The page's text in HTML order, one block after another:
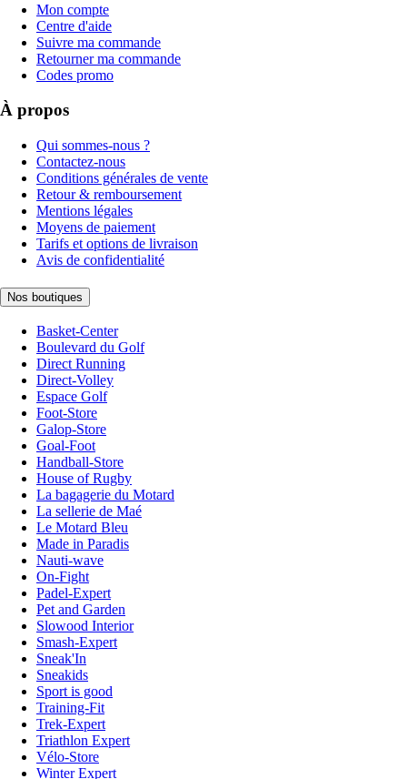
Mon compte
Centre d'aide
Suivre ma commande
Retourner ma commande
Codes promo
À propos
Qui sommes-nous ?
Contactez-nous
Conditions générales de vente
Retour & remboursement
Mentions légales
Moyens de paiement
Tarifs et options de livraison
Avis de confidentialité
Nos boutiques
Basket-Center
Boulevard du Golf
Direct Running
Direct-Volley
Espace Golf
Foot-Store
Galop-Store
Goal-Foot
Handball-Store
House of Rugby
La bagagerie du Motard
La sellerie de Maé
Le Motard Bleu
Made in Paradis
Nauti-wave
On-Fight
Padel-Expert
Pet and Garden
Slowood Interior
Smash-Expert
Sneak'In
Sneakids
Sport is good
Training-Fit
Trek-Expert
Triathlon Expert
Vélo-Store
Winter Expert